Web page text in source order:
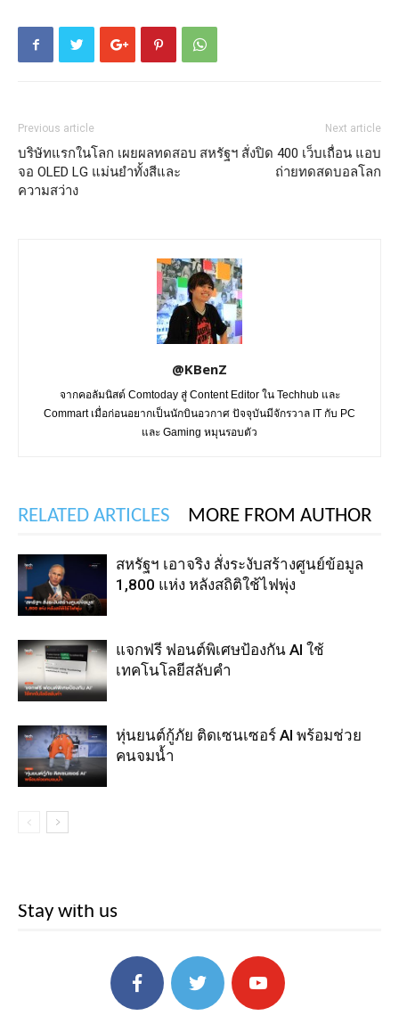
Previous article
บริษัทแรกในโลก เผยผลทดสอบ
จอ OLED LG แม่นยำทั้งสีและ
ความสว่าง
Next article
สหรัฐฯ สั่งปิด 400 เว็บเถื่อน แอบ
ถ่ายทดสดบอลโลก
@KBenZ
จากคอลัมนิสต์ Comtoday สู่ Content Editor ใน Techhub และ
Commart เมื่อก่อนอยากเป็นนักบินอวกาศ ปัจจุบันมีจักรวาล IT กับ PC
และ Gaming หมุนรอบตัว
RELATED ARTICLES MORE FROM AUTHOR
สหรัฐฯ เอาจริง สั่งระงับสร้างศูนย์ข้อมูล
1,800 แห่ง หลังสถิติใช้ไฟพุ่ง
แจกฟรี ฟอนต์พิเศษป้องกัน AI ใช้
เทคโนโลยีสลับคำ
หุ่นยนต์กู้ภัย ติดเซนเซอร์ AI พร้อมช่วย
คนจมน้ำ
Stay with us